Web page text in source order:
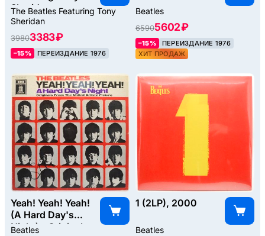
Sheridan
(UK), 1964
The Beatles Featuring Tony
Sheridan
39803383 ₽
–15% ПЕРЕИЗДАНИЕ 1976
Beatles
65905602 ₽
–15%
ПЕРЕИЗДАНИЕ 1976
ХИТ ПРОДАЖ
Yeah! Yeah! Yeah!
(A Hard Day's
Night) - Originals
Beatles
1 (2LP), 2000
Beatles